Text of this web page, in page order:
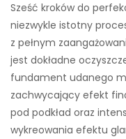
Sześć kroków do
niezwykle istotny
z pełnym
jest dokładne
fundament udanego
zachwycający efekt
pod podkład oraz
wykreowania efektu